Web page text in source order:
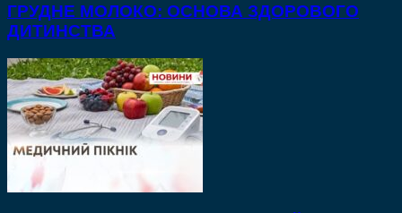
ГРУДНЕ МОЛОКО: ОСНОВА ЗДОРОВОГО
ДИТИНСТВА